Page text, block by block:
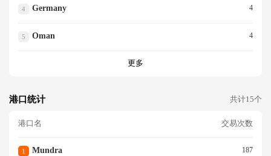
4 Germany 4
5 Oman 4
更多
港口统计 共计15个
港口名 交易次数
1 Mundra 187